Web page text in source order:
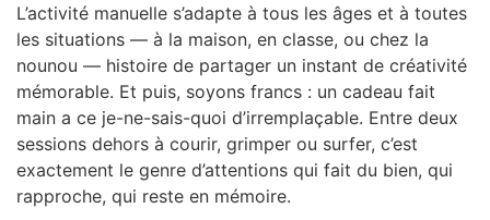
L’activité manuelle s’adapte à tous les âges et à toutes
les situations — à la maison, en classe, ou chez la
nounou — histoire de partager un instant de créativité
mémorable. Et puis, soyons francs : un cadeau fait
main a ce je-ne-sais-quoi d’irremplaçable. Entre deux
sessions dehors à courir, grimper ou surfer, c’est
exactement le genre d’attentions qui fait du bien, qui
rapproche, qui reste en mémoire.